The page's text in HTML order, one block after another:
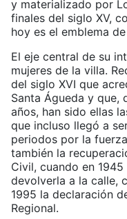
y materializado por
finales del siglo XV,
hoy es el emblema
El eje central de su
mujeres de la villa.
del siglo XVI que
Santa Águeda y que,
años, han sido ellas
que incluso llegó a
periodos por la
también la
Civil, cuando en
devolverla a la calle,
1995 la declaración
Regional.